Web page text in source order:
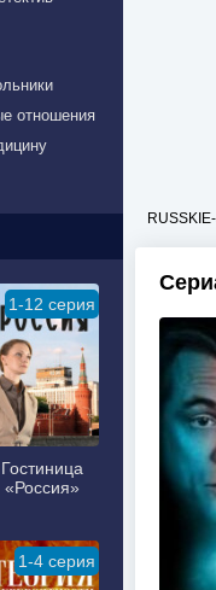
отношения
1-12 серия
Гостиница
«Россия»
1-4 серия